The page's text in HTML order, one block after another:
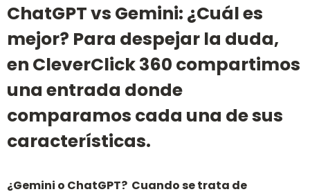
ChatGPT vs Gemini: ¿Cuál es
mejor? Para despejar la duda,
en CleverClick 360 compartimos
una entrada donde
comparamos cada una de sus
características.
¿Gemini o ChatGPT? Cuando se trata de